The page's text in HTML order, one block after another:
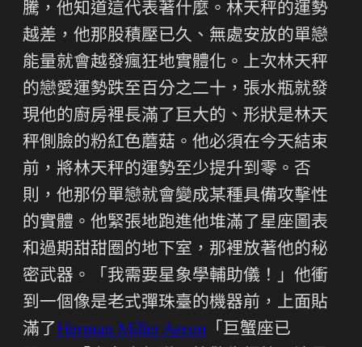
騰，他知道這代表著什麼。林天秤的運勢
越差，他那股積壓已久、無處安放的單戀
能量就會越發瘋狂地實體化。上次林天秤
的戀愛運勢跌至百分之二十，張水瓶就發
現他的廚房裡長滿了巨大的、形狀是林天
秤側臉的粉紅色蘑菇。他必須在今天結束
前，將林天秤的運勢至少提升到零。否
則，他那份單戀就會變成某種具備攻擊性
的實體。他緊張地跑進他堆滿了星座圖表
和過期甜甜圈的地下室，那裡放著他的秘
密武器。「我需要星象學輔助儀！」他衝
到一個像是老式彈珠臺的機器前，上面貼
滿了 Herman Miller Aeron「巨蟹座已